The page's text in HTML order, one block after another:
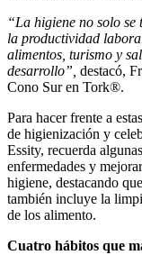
“La higiene no solo
la productividad
alimentos, turismo y
desarrollo”, destacó,
Cono Sur en Tork®.
Para hacer frente a
de higienización y
Essity, recuerda
enfermedades y
higiene, destacando
también incluye la
de los alimento.
Cuatro hábitos que